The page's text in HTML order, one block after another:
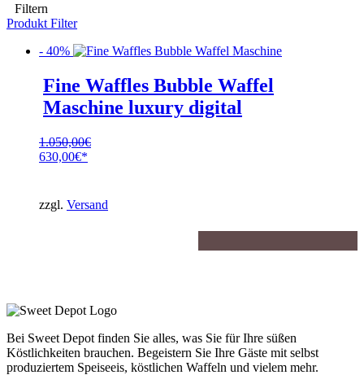
Filtern
Produkt Filter
- 40%
Fine Waffles Bubble Waffel
Maschine luxury digital
1.050,00€
Ursprünglicher
1.050,00€
630,00€
ist:
630,00€.
zzgl. Versand
Bei Sweet Depot finden Sie alles, was Sie für Ihre süßen
Köstlichkeiten brauchen. Begeistern Sie Ihre Gäste mit selbst
produziertem Speiseeis, köstlichen Waffeln und vielem mehr.